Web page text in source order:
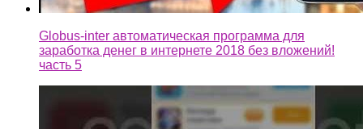
Globus-inter автоматическая программа для
заработка денег в интернете 2018 без вложений!
часть 5